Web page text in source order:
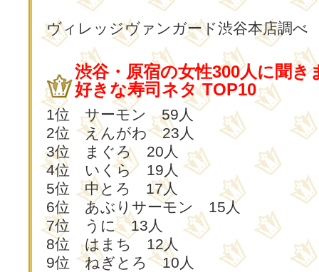
ヴィレッジヴァンガード渋谷本店調べ
渋谷・原宿の女性300人に聞き
好きな寿司ネタ TOP10
1位 サーモン 59人
2位 えんがわ 23人
3位 まぐろ 20人
4位 いくら 19人
5位 中とろ 17人
6位 あぶりサーモン 15人
7位 うに 13人
8位 はまち 12人
9位 ねぎとろ 10人